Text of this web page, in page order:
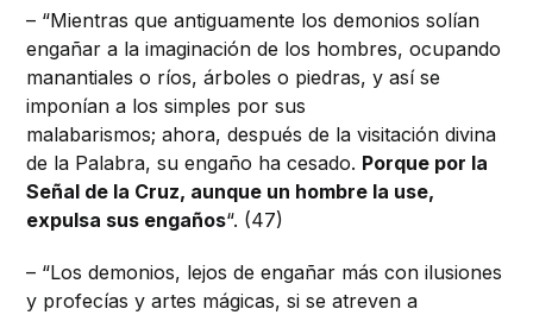
– “Mientras que antiguamente los demonios solían
engañar a la imaginación de los hombres, ocupando
manantiales o ríos, árboles o piedras, y así se
imponían a los simples por sus
malabarismos; ahora, después de la visitación divina
de la Palabra, su engaño ha cesado. Porque por la
Señal de la Cruz, aunque un hombre la use,
expulsa sus engaños“. (47)
– “Los demonios, lejos de engañar más con ilusiones
y profecías y artes mágicas, si se atreven a